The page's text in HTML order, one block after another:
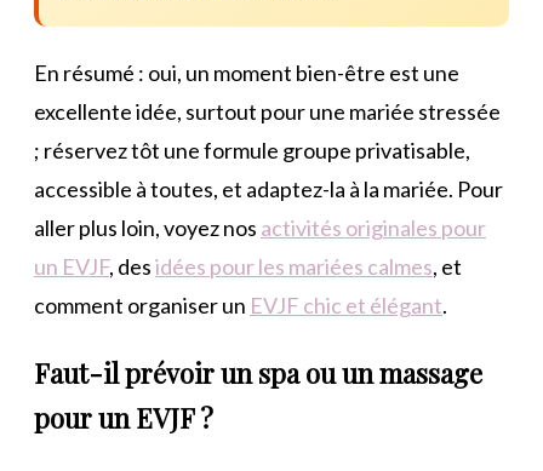
En résumé : oui, un moment bien-être est une
excellente idée, surtout pour une mariée stressée
; réservez tôt une formule groupe privatisable,
accessible à toutes, et adaptez-la à la mariée. Pour
aller plus loin, voyez nos activités originales pour
un EVJF, desidées pour les mariées calmes, et
comment organiser un EVJF chic et élégant.
Faut-il prévoir un spa ou un massage
pour un EVJF ?